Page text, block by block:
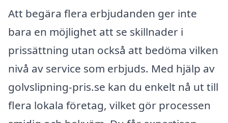
Att begära flera erbjudanden ger inte
bara en möjlighet att se skillnader i
prissättning utan också att bedöma vilken
nivå av service som erbjuds. Med hjälp av
golvslipning-pris.se kan du enkelt nå ut till
flera lokala företag, vilket gör processen